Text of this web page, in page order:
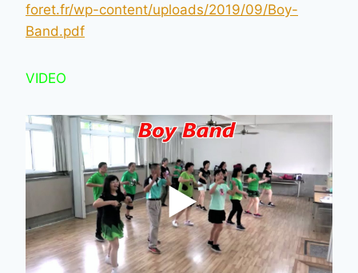
foret.fr/wp-content/uploads/2019/09/Boy-
Band.pdf
VIDEO